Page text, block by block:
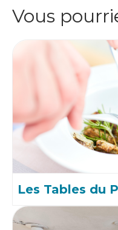
Vous
Les Tables du